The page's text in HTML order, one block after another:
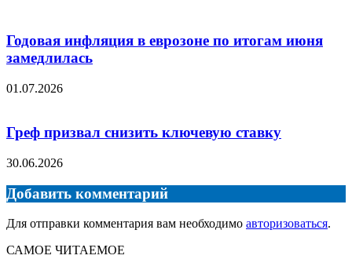
Годовая инфляция в еврозоне по итогам июня
замедлилась
01.07.2026
Греф призвал снизить ключевую ставку
30.06.2026
Добавить комментарий
Для отправки комментария вам необходимо авторизоваться.
САМОЕ ЧИТАЕМОЕ